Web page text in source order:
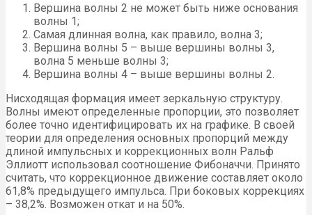
Вершина волны 2 не может быть ниже основания
волны 1;
Самая длинная волна, как правило, волна 3;
Вершина волны 5 – выше вершины волны 3,
волна 5 меньше волны 3;
Вершина волны 4 – выше вершины волны 2.
Нисходящая формация имеет зеркальную структуру.
Волны имеют определенные пропорции, это позволяет
более точно идентифицировать их на графике. В своей
теории для определения основных пропорций между
длиной импульсных и коррекционных волн Ральф
Эллиотт использовал соотношение Фибоначчи. Принято
считать, что коррекционное движение составляет около
61,8% предыдущего импульса. При боковых коррекциях
– 38,2%. Возможен откат и на 50%.